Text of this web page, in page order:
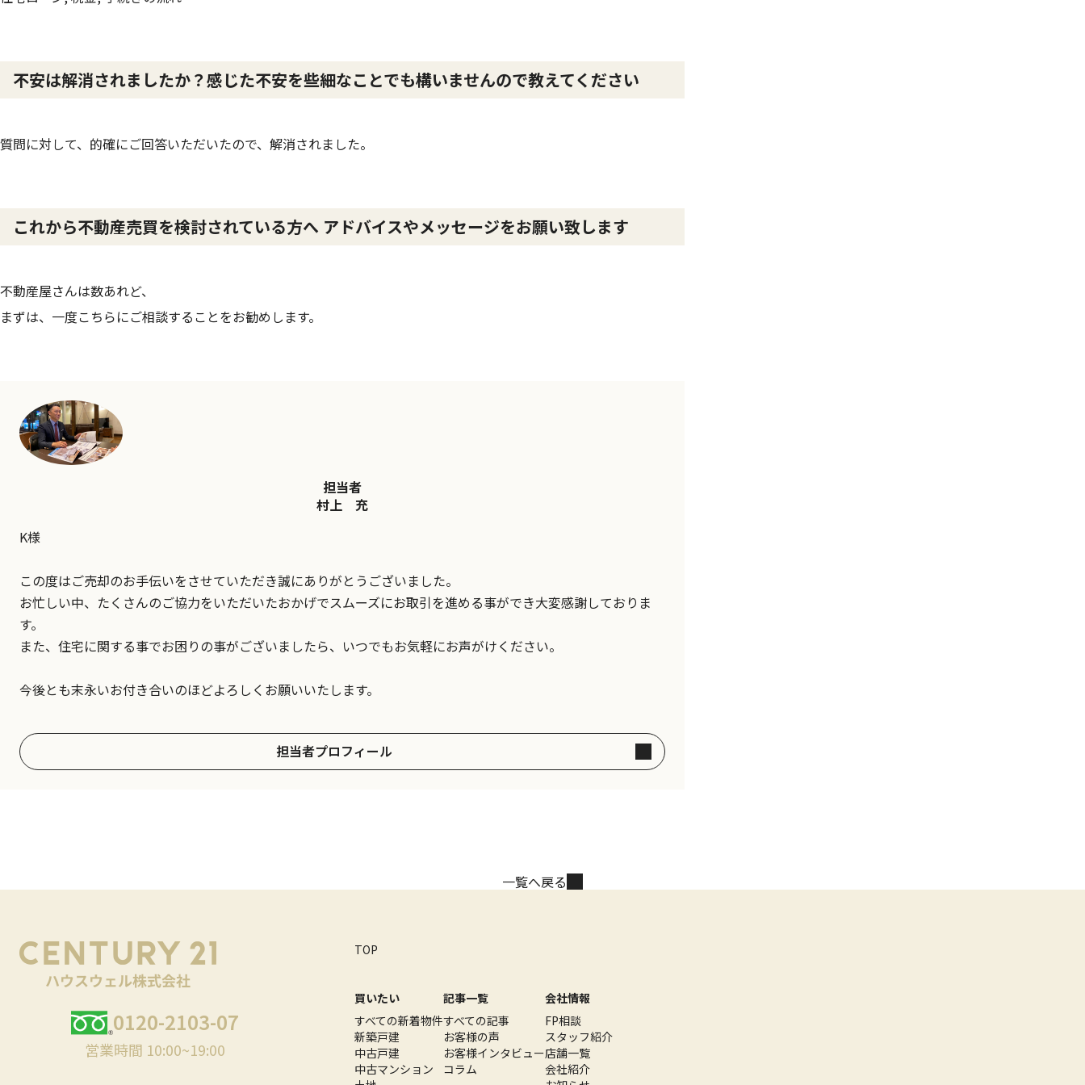
不安は解消されましたか？感じた不安を些細なことでも構いませんので教えてください
質問に対して、的確にご回答いただいたので、解消されました。
これから不動産売買を検討されている方へ アドバイスやメッセージをお願い致します
不動産屋さんは数あれど、
まずは、一度こちらにご相談することをお勧めします。
担当者
村上 充
K様
この度はご売却のお手伝いをさせていただき誠にありがとうございました。
お忙しい中、たくさんのご協力をいただいたおかげでスムーズにお取引を進める事ができ大変感謝しておりま
す。
また、住宅に関する事でお困りの事がございましたら、いつでもお気軽にお声がけください。
今後とも末永いお付き合いのほどよろしくお願いいたします。
担当者プロフィール
一覧へ戻る
0120-2103-07
営業時間 10:00~19:00
TOP
買いたい
すべての新着物件
新築戸建
中古戸建
中古マンション
記事一覧
すべての記事
お客様の声
お客様インタビュー
コラム
会社情報
FP相談
スタッフ紹介
店舗一覧
会社紹介